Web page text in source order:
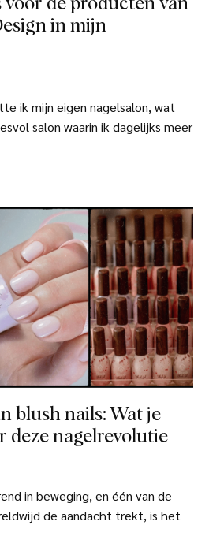
in mijn
ik mijn eigen nagelsalon, wat
salon waarin ik dagelijks meer
blush nails: Wat je
deze nagelrevolutie
in beweging, en één van de
de aandacht trekt, is het